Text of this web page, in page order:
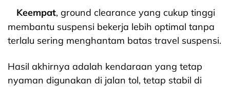
Keempat, ground clearance yang cukup tinggi
membantu suspensi bekerja lebih optimal tanpa
terlalu sering menghantam batas travel suspensi.
Hasil akhirnya adalah kendaraan yang tetap
nyaman digunakan di jalan tol, tetap stabil di